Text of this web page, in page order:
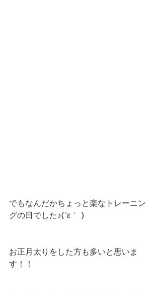
でもなんだかちょっと楽なトレーニン
グの日でした♪(´ε｀ )
お正月太りをした方も多いと思いま
す！！